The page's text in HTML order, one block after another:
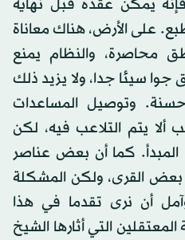
يمكن عقده قبل نهاية
على الأرض، هناك معاناة
محاصرة، والنظام يمنع
سيئا جدا، ولا يزيد ذلك
وتوصيل المساعدات
ألا يتم التلاعب فيه، لكن
المبدأ. كما أن بعض عناصر
بعض القرى، ولكن المشكلة
أن نرى تقدما في هذا
التي أثارها الشيخ